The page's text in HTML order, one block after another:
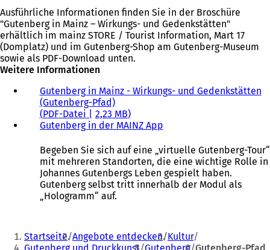
Ausführliche Informationen finden Sie in der Broschüre
"Gutenberg in Mainz – Wirkungs- und Gedenkstätten"
erhältlich im mainz STORE / Tourist Information, Mart 17
(Domplatz) und im Gutenberg-Shop am Gutenberg-Museum
sowie als PDF-Download unten.
Weitere Informationen
Gutenberg in Mainz - Wirkungs- und Gedenkstätten
(Gutenberg-Pfad)
PDF-Datei
2,23 MB
Gutenberg in der MAINZ App
f
f
n
e
i
Begeben Sie sich auf eine „virtuelle Gutenberg-Tour“
mit mehreren Standorten, die eine wichtige Rolle in
Johannes Gutenbergs Leben gespielt haben.
Gutenberg selbst tritt innerhalb der Modul als
„Hologramm“ auf.
Sie
befinden
Startseite Angebote entdecken Kultur